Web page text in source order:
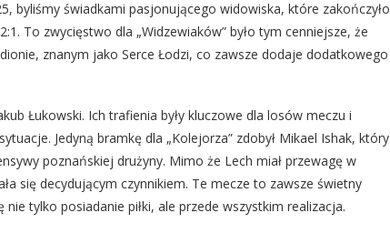
byliśmy świadkami pasjonującego widowiska, które zakończyło
To zwycięstwo dla „Widzewiaków” było tym cenniejsze, że
znanym jako Serce Łodzi, co zawsze dodaje dodatkowego
Łukowski. Ich trafienia były kluczowe dla losów meczu i
Jedyną bramkę dla „Kolejorza” zdobył Mikael Ishak, który
poznańskiej drużyny. Mimo że Lech miał przewagę w
się decydującym czynnikiem. Te mecze to zawsze świetny
tylko posiadanie piłki, ale przede wszystkim realizacja.